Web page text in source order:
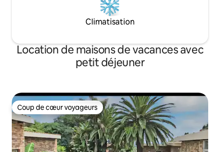
Climatisation
Location de maisons de vacances avec
petit déjeuner
Coup de cœur voyageurs
Coup de cœur voyageurs